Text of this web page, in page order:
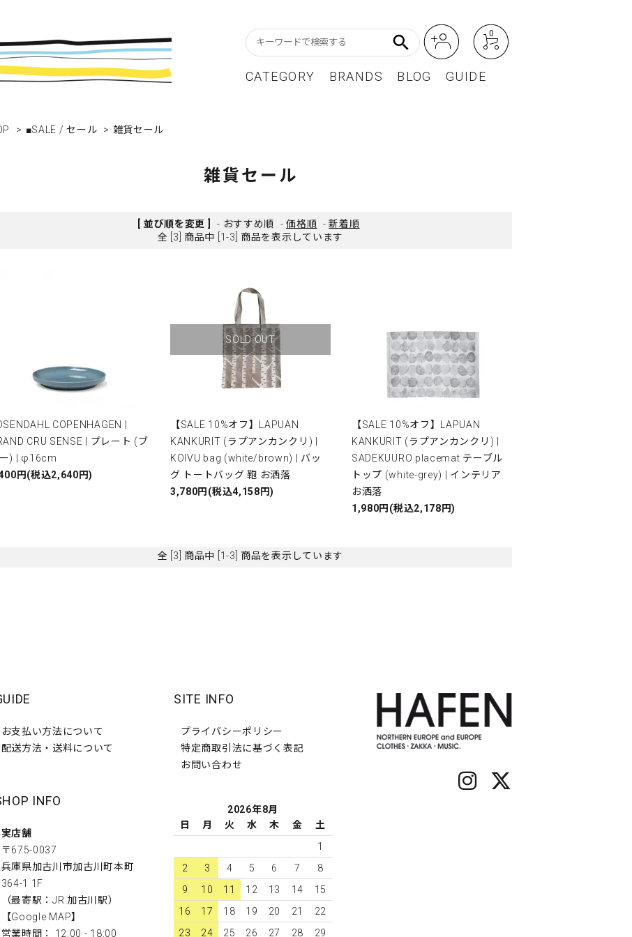
search 0
CATEGORY
スターフレーム
OUTLET / アウトレット
BRANDS
貨ブランドAtoZ
BLOG
In
GUIDE
> ■SALE / セール > 雑貨セール
雑貨セール
[ 並び順を変更 ] - おすすめ順 -価格順 -新着順
全 [3] 商品中 [1-3] 商品を表示しています
COPENHAGEN |
CRU SENSE | プレート (ブ
) | φ16cm
円(税込2,640円)
SOLD OUT
【SALE 10%オフ】LAPUAN
KANKURIT (ラプアンカンクリ) |
KOIVU bag (white/brown) | バッ
グ トートバッグ 鞄 お洒落
3,780円(税込4,158円)
【SALE 10%オフ】LAPUAN
KANKURIT (ラプアンカンクリ) |
SADEKUURO placemat テーブル
トップ (white-grey) | インテリア
お洒落
1,980円(税込2,178円)
全 [3] 商品中 [1-3] 商品を表示しています
お支払い方法について
配送方法・送料について
INFO
実店舗
〒675-0037
兵庫県加古川市加古川町本町
364-1 1F
（最寄駅：JR 加古川駅）
【Google MAP】
営業時間： 12:00 - 18:00
SITE INFO
プライバシーポリシー
特定商取引法に基づく表記
お問い合わせ
2026年8月
日
月 火 水 木 金
土
1
2
3 4 5 6 7
8
9
10 11 12 13 14
15
16
17 18 19 20 21
22
23
24 25 26 27 28 29